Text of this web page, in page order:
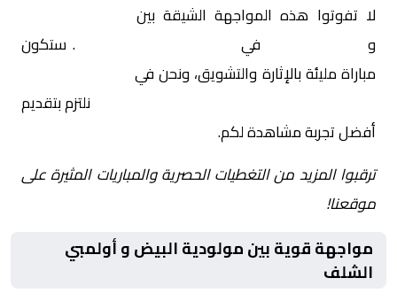
لا تفوتوا هذه المواجهة الشيقة بين
وأولمبي الشلف في
. ستكون
مباراة مليئة بالإثارة والتشويق، ونحن في
نلتزم بتقديم
أفضل تجربة مشاهدة لكم.
ترقبوا المزيد من التغطيات الحصرية والمباريات المثيرة على
موقعنا!
مواجهة قوية بين مولودية البيض و أولمبي
الشلف